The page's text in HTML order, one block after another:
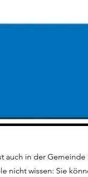
auch in der
nicht wissen: Sie